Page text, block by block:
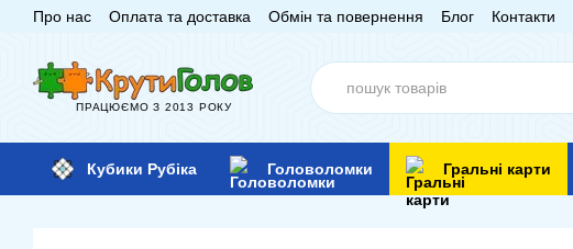
Перейти до основного контенту
Про нас Оплата та доставка Обмін та повернення Блог Контакти
ПРАЦЮЄМО З 2013 РОКУ
Кубики Рубіка Головоломки Гральні карти